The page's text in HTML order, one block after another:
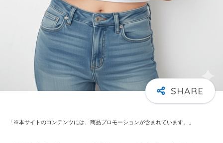
「※本サイトのコンテンツには、商品プロモーションが含まれています。」